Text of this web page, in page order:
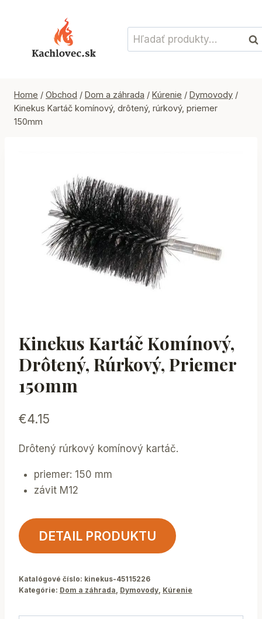
Hľadať:
Home / Obchod / Dom a záhrada / Kúrenie / Dymovody /
Kinekus Kartáč komínový, drôtený, rúrkový, priemer
150mm
Kinekus Kartáč Komínový,
Drôtený, Rúrkový, Priemer
150mm
€4.15
Drôtený rúrkový komínový kartáč.
priemer: 150 mm
závit M12
DETAIL PRODUKTU
Katalógové číslo: kinekus-45115226
Kategórie: Dom a záhrada Dymovody Kúrenie